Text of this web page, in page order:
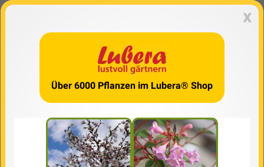
x
Über 6000 Pflanzen im Lubera® Shop